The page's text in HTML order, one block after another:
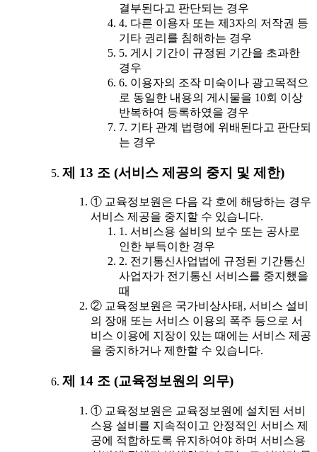
결부된다고 판단되는 경우
4. 다른 이용자 또는 제3자의 저작권 등
기타 권리를 침해하는 경우
5. 게시 기간이 규정된 기간을 초과한
경우
6. 이용자의 조작 미숙이나 광고목적으
로 동일한 내용의 게시물을 10회 이상
반복하여 등록하였을 경우
7. 기타 관계 법령에 위배된다고 판단되
는 경우
제 13 조 (서비스 제공의 중지 및 제한)
① 교육정보원은 다음 각 호에 해당하는 경우
서비스 제공을 중지할 수 있습니다.
1. 서비스용 설비의 보수 또는 공사로
인한 부득이한 경우
2. 전기통신사업법에 규정된 기간통신
사업자가 전기통신 서비스를 중지했을
때
② 교육정보원은 국가비상사태, 서비스 설비
의 장애 또는 서비스 이용의 폭주 등으로 서
비스 이용에 지장이 있는 때에는 서비스 제공
을 중지하거나 제한할 수 있습니다.
제 14 조 (교육정보원의 의무)
① 교육정보원은 교육정보원에 설치된 서비
스용 설비를 지속적이고 안정적인 서비스 제
공에 적합하도록 유지하여야 하며 서비스용